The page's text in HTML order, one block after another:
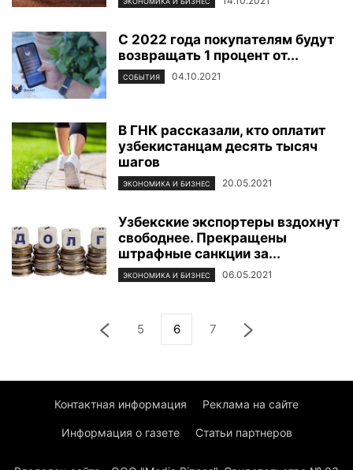
С 2022 года покупателям будут
возвращать 1 процент от...
СОБЫТИЯ 04.10.2021
В ГНК рассказали, кто оплатит
узбекистанцам десять тысяч
шагов
ЭКОНОМИКА И БИЗНЕС 20.05.2021
Узбекские экспортеры вздохнут
свободнее. Прекращены
штрафные санкции за...
ЭКОНОМИКА И БИЗНЕС 06.05.2021
5 6 7
Контактная информация Реклама на сайте
Информация о газете Статьи партнеров